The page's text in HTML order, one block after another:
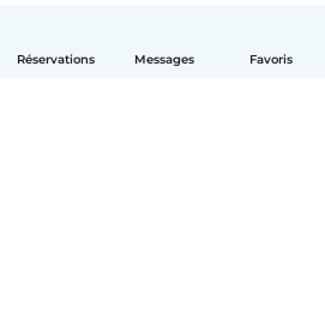
Réservations Messages Favoris